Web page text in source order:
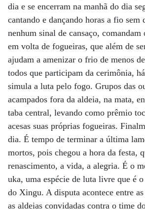
dia e se encerram na manhã do dia
cantando e dançando horas a fio sem
nenhum sinal de cansaço,
em volta de fogueiras, que além de
ajudam a amenizar o frio de menos
todos que participam da cerimônia,
simula a luta pelo fogo. Grupos das
acampados fora da aldeia, na mata,
taba central, levando como prêmio
acesas suas próprias fogueiras.
dia. É tempo de terminar a última
mortos, pois chegou a hora da festa,
renascimento, a vida, a alegria. É o
uka, uma espécie de luta livre que é
do Xingu. A disputa acontece entre
as aldeias convidadas contra o time